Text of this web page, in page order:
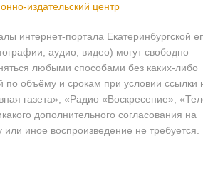
издательский центр
интернет-портала Екатеринбургской
аудио, видео) могут свободно
любыми способами без каких-либо
по объёму и срокам при условии ссылки
газета», «Радио «Воскресение»,
дополнительного согласования на
или иное воспроизведение не требуется.